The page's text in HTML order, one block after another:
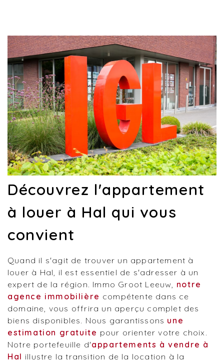
Découvrez l'appartement
à louer à Hal qui vous
convient
Quand il s'agit de trouver un appartement à
louer à Hal, il est essentiel de s'adresser à un
expert de la région. Immo Groot Leeuw, notre
agence immobilière compétente dans ce
domaine, vous offrira un aperçu complet des
biens disponibles. Nous garantissons une
estimation gratuite pour orienter votre choix.
Notre portefeuille d'appartements à vendre à
Hal illustre la transition de la location à la